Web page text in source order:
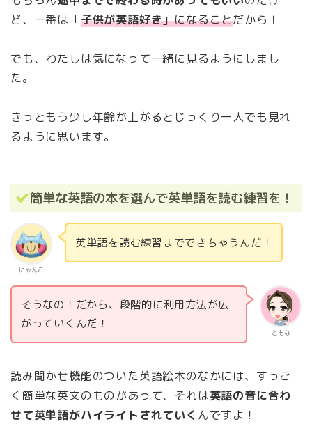
ど、一番は「子供が英語好き」になることだから！
でも、わたしは気になって一緒に見るようにしまし
た。
きっともう少し年齢が上がるとじっくり一人でも見れ
るように思います。
簡単な英語の本を選んで英単語を読む練習を！
にゃんこ
英単語を読む練習までできちゃうんだ！
ともな
そうなの！だから、段階的に利用方法が広
がっていくんだ！
読み聞かせ機能のついた英語絵本のなかには、すっご
く簡単な英文のものがあって、それは英語の音に合わ
せて英単語がハイライトされていく んですよ！